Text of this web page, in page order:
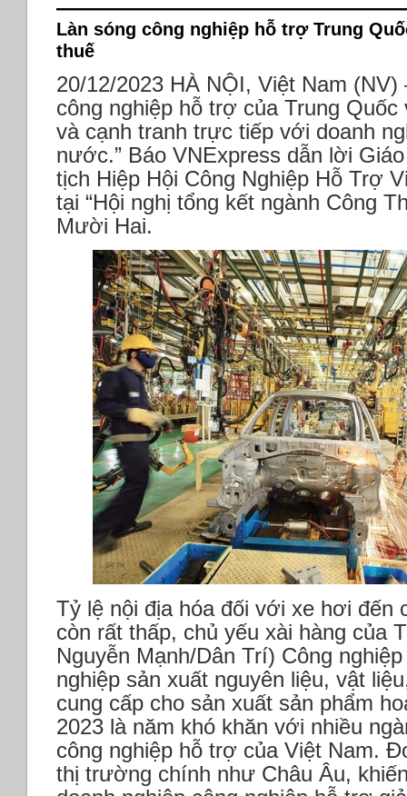
Làn sóng công nghiệp hỗ trợ Trung
thuế
20/12/2023 HÀ NỘI, Việt Nam (NV)
công nghiệp hỗ trợ của Trung
và cạnh tranh trực tiếp với doanh
nước.” Báo VNExpress dẫn lời
tịch Hiệp Hội Công Nghiệp Hỗ Trợ
tại “Hội nghị tổng kết ngành Công
Mười Hai.
Tỷ lệ nội địa hóa đối với xe hơi đến
còn rất thấp, chủ yếu xài hàng của
Nguyễn Mạnh/Dân Trí) Công
nghiệp sản xuất nguyên liệu, vật
cung cấp cho sản xuất sản phẩm
2023 là năm khó khăn với nhiều
công nghiệp hỗ trợ của Việt Nam.
thị trường chính như Châu Âu,